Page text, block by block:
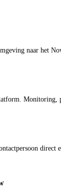
naar het
Monitoring,